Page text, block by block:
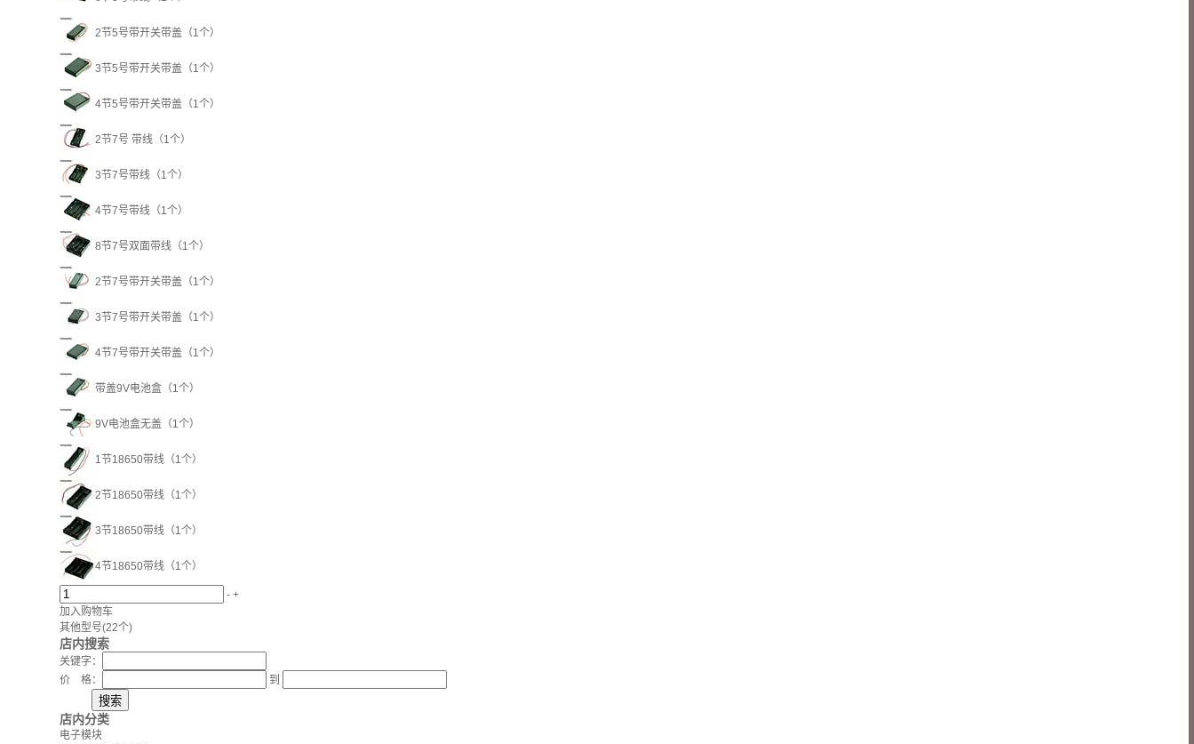
2节5号带开关带盖（1个）
3节5号带开关带盖（1个）
4节5号带开关带盖（1个）
2节7号 带线（1个）
3节7号带线（1个）
4节7号带线（1个）
8节7号双面带线（1个）
2节7号带开关带盖（1个）
3节7号带开关带盖（1个）
4节7号带开关带盖（1个）
带盖9V电池盒（1个）
9V电池盒无盖（1个）
1节18650带线（1个）
2节18650带线（1个）
3节18650带线（1个）
4节18650带线（1个）
- +
加入购物车
其他型号(22个)
店内搜索
关键字：
价 格：
到
店内分类
电子模块